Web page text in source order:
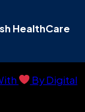
HealthCare
By Digital